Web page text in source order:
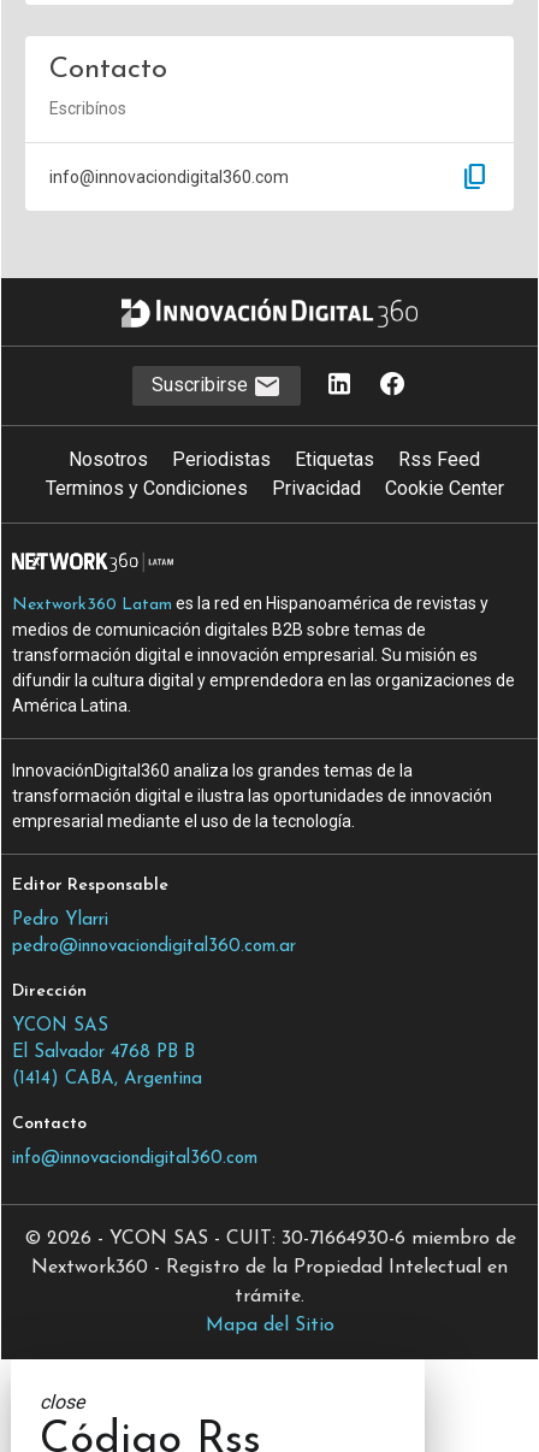
Contacto
Escribínos
info@innovaciondigital360.com content_copy
Suscribirse
Nosotros Periodistas Etiquetas
Rss Feed
Terminos y Condiciones
Privacidad Cookie Center
Nextwork360 Latam es la red en Hispanoamérica de revistas y
medios de comunicación digitales B2B sobre temas de
transformación digital e innovación empresarial. Su misión es
difundir la cultura digital y emprendedora en las organizaciones de
América Latina.
InnovaciónDigital360 analiza los grandes temas de la
transformación digital e ilustra las oportunidades de innovación
empresarial mediante el uso de la tecnología.
Editor Responsable
Pedro Ylarri
pedro@innovaciondigital360.com.ar
Dirección
YCON SAS
El Salvador 4768 PB B
(1414) CABA, Argentina
Contacto
info@innovaciondigital360.com
© 2026 - YCON SAS - CUIT: 30-71664930-6 miembro de
Nextwork360 - Registro de la Propiedad Intelectual en
trámite.
Mapa del Sitio
close
Código Rss